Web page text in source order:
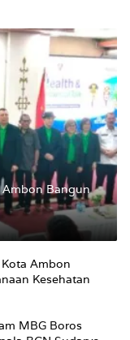
Ambon Bangun
Ambon
Kesehatan
MBG Boros